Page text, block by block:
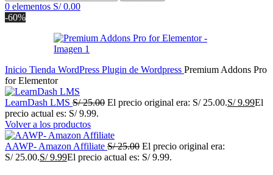
0 elementos S/0.00
-60%
Inicio Tienda WordPress Plugin de Wordpress Premium Addons Pro
for Elementor
LearnDash LMS S/25.00 El precio original era: S/ 25.00.S/9.99El
precio actual es: S/ 9.99.
Volver a los productos
AAWP- Amazon Affiliate S/25.00 El precio original era:
S/ 25.00.S/9.99El precio actual es: S/ 9.99.